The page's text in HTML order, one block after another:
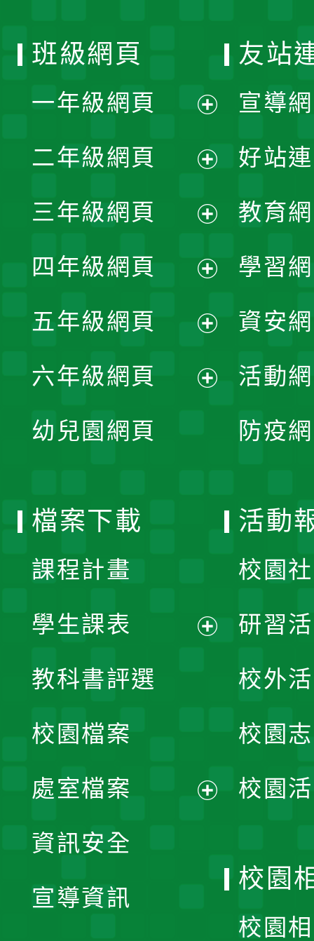
班級網頁
一年級網頁
開
選
單
二年級網頁
開
選
單
三年級網頁
開
選
單
四年級網頁
開
選
五年級網頁
開
六年級網頁
幼兒園網頁
友站
宣導
好站
教育
學習
資安
活動
防疫
檔案下載
課程計畫
學生課表
單
教科書評選
校園檔案
處室檔案
資訊安全
宣導資訊
活動
校園
研習
校外
校園
校園
校園
校園